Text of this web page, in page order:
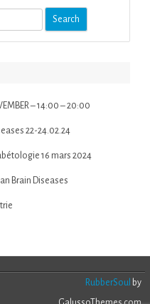
– 14:00 – 20:00
22-24.02.24
16 mars 2024
Brain Diseases
RubberSoul by